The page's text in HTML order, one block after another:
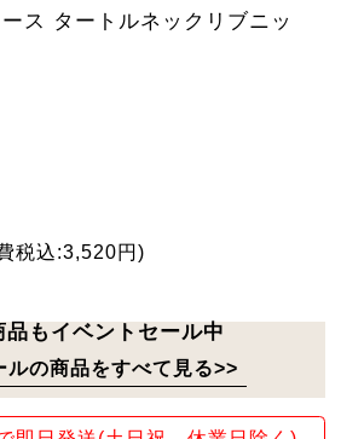
ス タートルネックリブニッ
税込:3,520円)
品もイベントセール中
ルの商品をすべて見る>>